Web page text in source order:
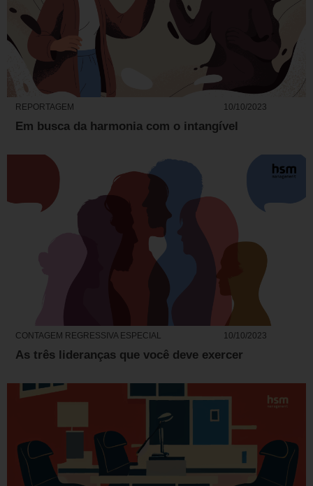
REPORTAGEM 10/10/2023
Em busca da harmonia com o intangível
CONTAGEM REGRESSIVA ESPECIAL 10/10/2023
As três lideranças que você deve exercer